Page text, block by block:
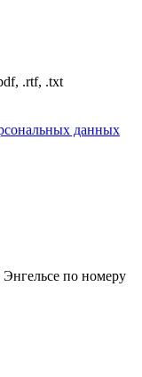
.rtf, .txt
данных
по номеру